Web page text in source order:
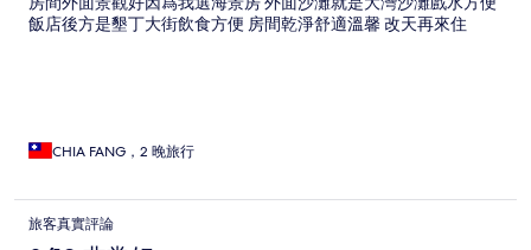
飯店後方是墾丁大街飲食方便 房間乾淨舒適溫馨 改天再來住
CHIA FANG，2 晚旅行
旅客真實評論